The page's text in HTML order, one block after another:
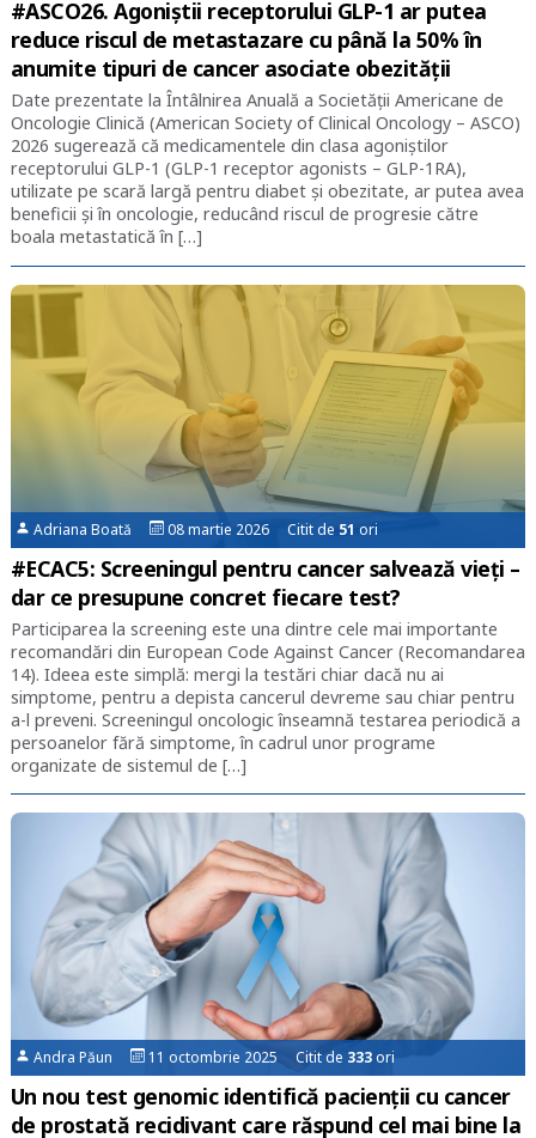
#ASCO26. Agoniștii receptorului GLP-1 ar putea
reduce riscul de metastazare cu până la 50% în
anumite tipuri de cancer asociate obezității
Date prezentate la Întâlnirea Anuală a Societății Americane de
Oncologie Clinică (American Society of Clinical Oncology – ASCO)
2026 sugerează că medicamentele din clasa agoniștilor
receptorului GLP-1 (GLP-1 receptor agonists – GLP-1RA),
utilizate pe scară largă pentru diabet și obezitate, ar putea avea
beneficii și în oncologie, reducând riscul de progresie către
boala metastatică în […]
Adriana Boată 08 martie 2026 Citit de 51 ori
#ECAC5: Screeningul pentru cancer salvează vieți –
dar ce presupune concret fiecare test?
Participarea la screening este una dintre cele mai importante
recomandări din European Code Against Cancer (Recomandarea
14). Ideea este simplă: mergi la testări chiar dacă nu ai
simptome, pentru a depista cancerul devreme sau chiar pentru
a-l preveni. Screeningul oncologic înseamnă testarea periodică a
persoanelor fără simptome, în cadrul unor programe
organizate de sistemul de […]
Andra Păun 11 octombrie 2025 Citit de 333ori
Un nou test genomic identifică pacienții cu cancer
de prostată recidivant care răspund cel mai bine la